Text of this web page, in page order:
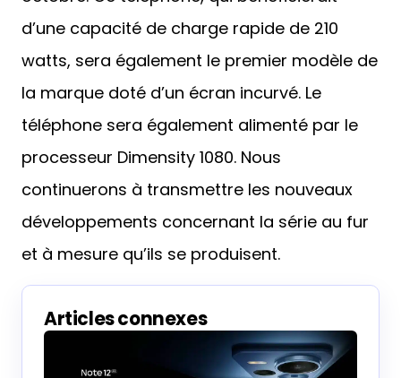
d’une capacité de charge rapide de 210
watts, sera également le premier modèle de
la marque doté d’un écran incurvé. Le
téléphone sera également alimenté par le
processeur Dimensity 1080. Nous
continuerons à transmettre les nouveaux
développements concernant la série au fur
et à mesure qu’ils se produisent.
Articles connexes